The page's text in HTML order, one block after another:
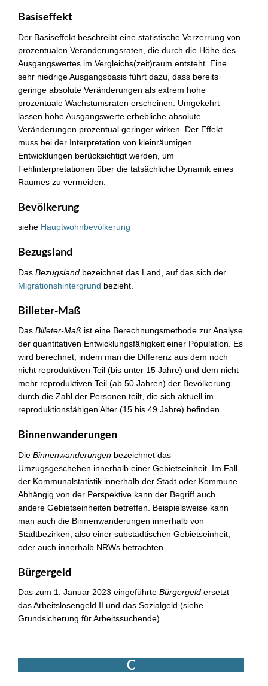
Basiseffekt
Der Basiseffekt beschreibt eine statistische Verzerrung von
prozentualen Veränderungsraten, die durch die Höhe des
Ausgangswertes im Vergleichs(zeit)raum entsteht. Eine
sehr niedrige Ausgangsbasis führt dazu, dass bereits
geringe absolute Veränderungen als extrem hohe
prozentuale Wachstumsraten erscheinen. Umgekehrt
lassen hohe Ausgangswerte erhebliche absolute
Veränderungen prozentual geringer wirken. Der Effekt
muss bei der Interpretation von kleinräumigen
Entwicklungen berücksichtigt werden, um
Fehlinterpretationen über die tatsächliche Dynamik eines
Raumes zu vermeiden.
Bevölkerung
siehe Hauptwohnbevölkerung
Bezugsland
Das Bezugsland bezeichnet das Land, auf das sich der
Migrationshintergrund bezieht.
Billeter-Maß
Das Billeter-Maß ist eine Berechnungsmethode zur Analyse
der quantitativen Entwicklungsfähigkeit einer Population. Es
wird berechnet, indem man die Differenz aus dem noch
nicht reproduktiven Teil (bis unter 15 Jahre) und dem nicht
mehr reproduktiven Teil (ab 50 Jahren) der Bevölkerung
durch die Zahl der Personen teilt, die sich aktuell im
reproduktionsfähigen Alter (15 bis 49 Jahre) befinden.
Binnenwanderungen
Die Binnenwanderungen bezeichnet das
Umzugsgeschehen innerhalb einer Gebietseinheit. Im Fall
der Kommunalstatistik innerhalb der Stadt oder Kommune.
Abhängig von der Perspektive kann der Begriff auch
andere Gebietseinheiten betreffen. Beispielsweise kann
man auch die Binnenwanderungen innerhalb von
Stadtbezirken, also einer substädtischen Gebietseinheit,
oder auch innerhalb NRWs betrachten.
Bürgergeld
Das zum 1. Januar 2023 eingeführte Bürgergeld ersetzt
das Arbeitslosengeld II und das Sozialgeld (siehe
Grundsicherung für Arbeitssuchende).
C